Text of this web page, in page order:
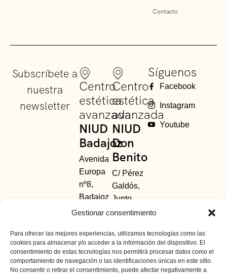
Gestionar consentimiento
Para ofrecer las mejores experiencias, utilizamos tecnologías como las
cookies para almacenar y/o acceder a la información del dispositivo. El
consentimiento de estas tecnologías nos permitirá procesar datos como el
comportamiento de navegación o las identificaciones únicas en este sitio.
No consentir o retirar el consentimiento, puede afectar negativamente a
Contacto
Subscríbete a
nuestra
newsletter
Centro
estética
avanzada
NIUD
Badajoz
Avenida
Europa
nº8,
Badajoz
685 48
01-924
391 154
Centro
estética
avanzada
NIUD
Don
Benito
C/ Pérez
Galdós,
Junto
Avda.
Don
Benito,
Badajoz
Síguenos
Facebook
Instagram
Youtube